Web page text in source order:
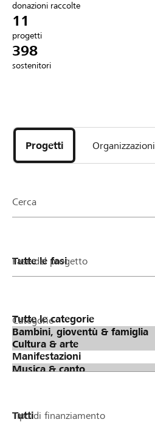
Collegarsi
DE FR IT
donazioni raccolte
11
progetti
398
sostenitori
i
progetti
e
della
Progetti Organizzazioni
Cerca
Fase del progetto
Categorie
Tipo di finanziamento